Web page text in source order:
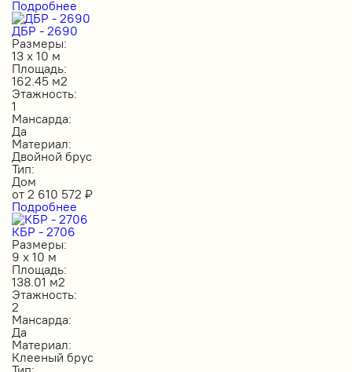
Подробнее
ДБР - 2690
Размеры:
13 х 10 м
Площадь:
162.45 м2
Этажность:
1
Мансарда:
Да
Материал:
Двойной брус
Тип:
Дом
от 2 610 572 ₽
Подробнее
КБР - 2706
Размеры:
9 х 10 м
Площадь:
138.01 м2
Этажность:
2
Мансарда:
Да
Материал:
Клееный брус